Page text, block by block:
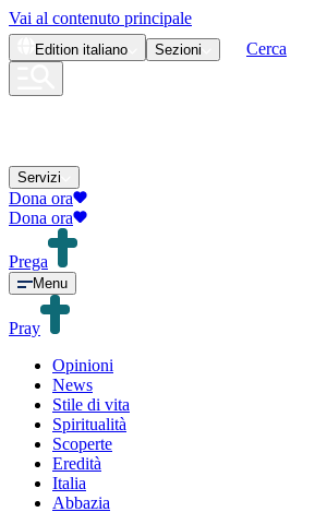
Vai al contenuto principale
Edition italiano Sezioni Cerca
Servizi
Dona ora
Dona ora
Prega
Menu
Pray
Opinioni
News
Stile di vita
Spiritualità
Scoperte
Eredità
Italia
Abbazia